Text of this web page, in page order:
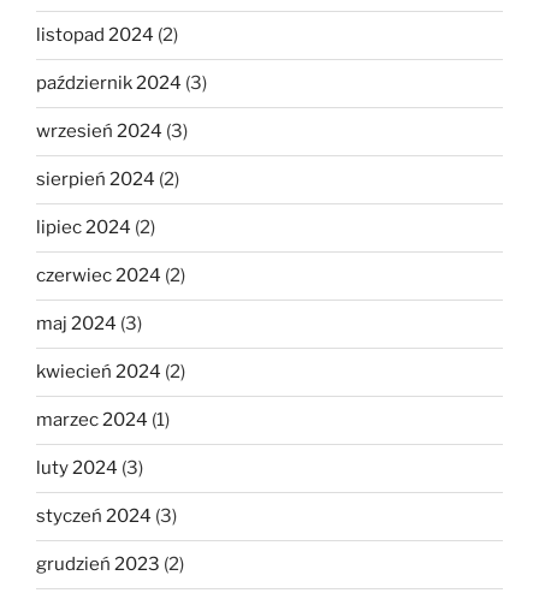
listopad 2024 (2)
październik 2024 (3)
wrzesień 2024 (3)
sierpień 2024 (2)
lipiec 2024 (2)
czerwiec 2024 (2)
maj 2024 (3)
kwiecień 2024 (2)
marzec 2024 (1)
luty 2024 (3)
styczeń 2024 (3)
grudzień 2023 (2)